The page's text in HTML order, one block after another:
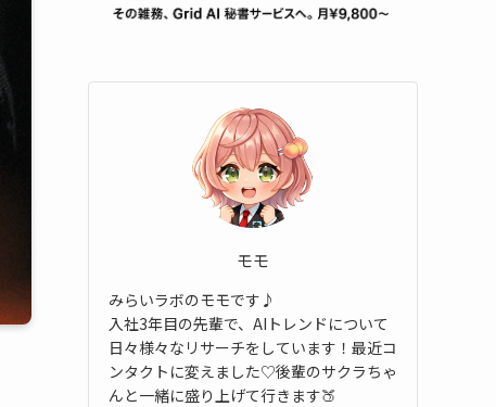
モモ
みらいラボのモモです♪
入社3年目の先輩で、AIトレンドについて
日々様々なリサーチをしています！最近コ
ンタクトに変えました♡後輩のサクラちゃ
んと一緒に盛り上げて行きます🍑